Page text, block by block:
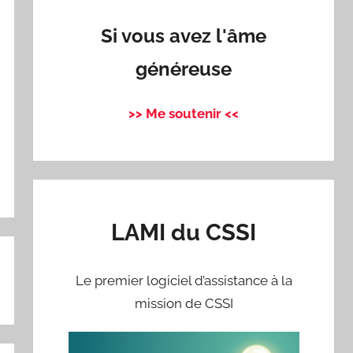
Si vous avez l'âme
généreuse
>> Me soutenir <<
LAMI du CSSI
Le premier logiciel d’assistance à la
mission de CSSI